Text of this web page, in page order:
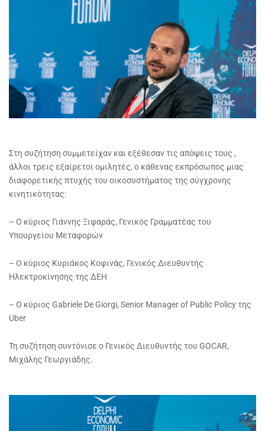
Στη συζήτηση συμμετείχαν και εξέθεσαν τις απόψεις τους ,
άλλοι τρεις εξαίρετοι ομιλητές, ο κάθενας εκπρόσωπος μιας
διαφορετικής πτυχής του οικοσυστήματος της σύγχρονης
κινητικότητας:
– Ο κύριος Γιάννης Ξιφαράς, Γενικός Γραμματέας του
Υπουργείου Μεταφορών
– Ο κύριος Κυριάκος Κοφινάς, Γενικός Διευθυντής
Ηλεκτροκίνησης της ΔΕΗ
– Ο κύριος Gabriele De Giorgi, Senior Manager of Public Policy της
Uber
Τη συζήτηση συντόνισε ο Γενικός Διευθυντής του GOCAR,
Μιχάλης Γεωργιάδης.